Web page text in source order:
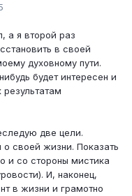
а я второй раз
в своей
духовному пути.
будет интересен и
результатам
две цели.
своей жизни. Показать
и со стороны мистика
И, наконец,
в жизни и грамотно